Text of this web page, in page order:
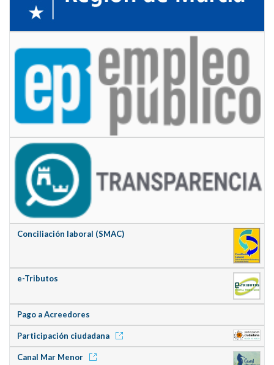
Conciliación laboral (SMAC)
e-Tributos
Pago a Acreedores
Participación ciudadana
Canal Mar Menor